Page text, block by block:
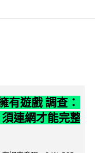
有遊戲 調查：
連網才能完整